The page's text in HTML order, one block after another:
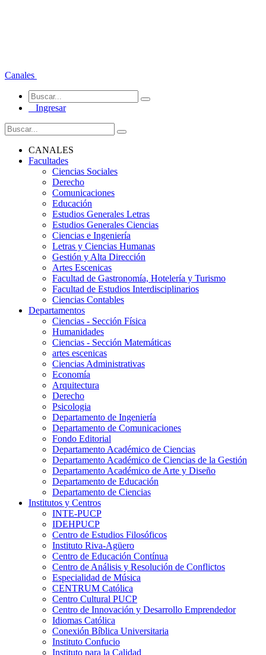
Canales
Ingresar
CANALES
Facultades
Ciencias Sociales
Derecho
Comunicaciones
Educación
Estudios Generales Letras
Estudios Generales Ciencias
Ciencias e Ingeniería
Letras y Ciencias Humanas
Gestión y Alta Dirección
Artes Escenicas
Facultad de Gastronomía, Hotelería y Turismo
Facultad de Estudios Interdisciplinarios
Ciencias Contables
Departamentos
Ciencias - Sección Física
Humanidades
Ciencias - Sección Matemáticas
artes escenicas
Ciencias Administrativas
Economía
Arquitectura
Derecho
Psicologia
Departamento de Ingeniería
Departamento de Comunicaciones
Fondo Editorial
Departamento Académico de Ciencias
Departamento Académico de Ciencias de la Gestión
Departamento Académico de Arte y Diseño
Departamento de Educación
Departamento de Ciencias
Institutos y Centros
INTE-PUCP
IDEHPUCP
Centro de Estudios Filosóficos
Instituto Riva-Agüero
Centro de Educación Contínua
Centro de Análisis y Resolución de Conflictos
Especialidad de Música
CENTRUM Católica
Centro Cultural PUCP
Centro de Innovación y Desarrollo Emprendedor
Idiomas Católica
Conexión Bíblica Universitaria
Instituto Confucio
Instituto para la Calidad